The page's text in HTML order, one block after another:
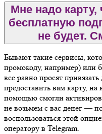
Мне надо
бесплатную
не будет.
Бывают такие сервисы,
промокоду, например) или
все равно просят
предоставить вам карту,
помощью смогли
не возьмем с вас денег —
воспользоваться этой
оператору в Telegram.